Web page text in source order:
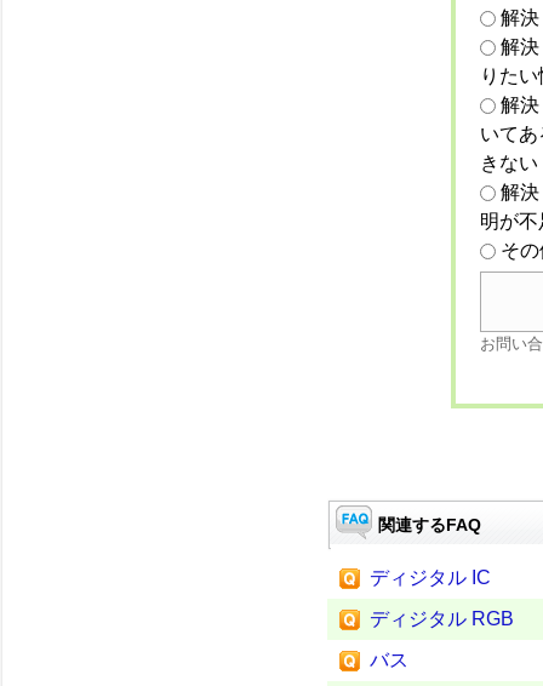
解
解
りた
解
いて
きない
解
明が
そ
お問い
関連するFAQ
ディジタル IC
ディジタル RGB
バス